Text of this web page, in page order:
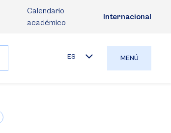
Calendario
académico
Internacional
ES MENÚ